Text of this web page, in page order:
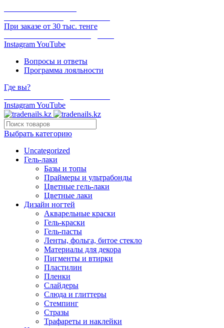
При заказе от 30 тыс. тенге
InstagramYouTube
Вопросы и ответы
Программа лояльности
Где вы?
InstagramYouTube
Выбрать категорию
Uncategorized
Гель-лаки
Базы и топы
Праймеры и ультрабонды
Цветные гель-лаки
Цветные лаки
Дизайн ногтей
Акварельные краски
Гель-краски
Гель-пасты
Ленты, фольга, битое стекло
Материалы для декора
Пигменты и втирки
Пластилин
Пленки
Слайдеры
Слюда и глиттеры
Стемпинг
Стразы
Трафареты и наклейки